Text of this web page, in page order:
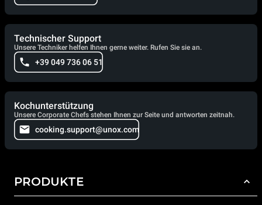
Technischer Support
Unsere Techniker helfen Ihnen gerne weiter. Rufen Sie sie an.
+39 049 736 06 51
Kochunterstützung
Unsere Corporate Chefs stehen Ihnen zur Seite und antworten zeitnah.
cooking.support@unox.com
PRODUKTE